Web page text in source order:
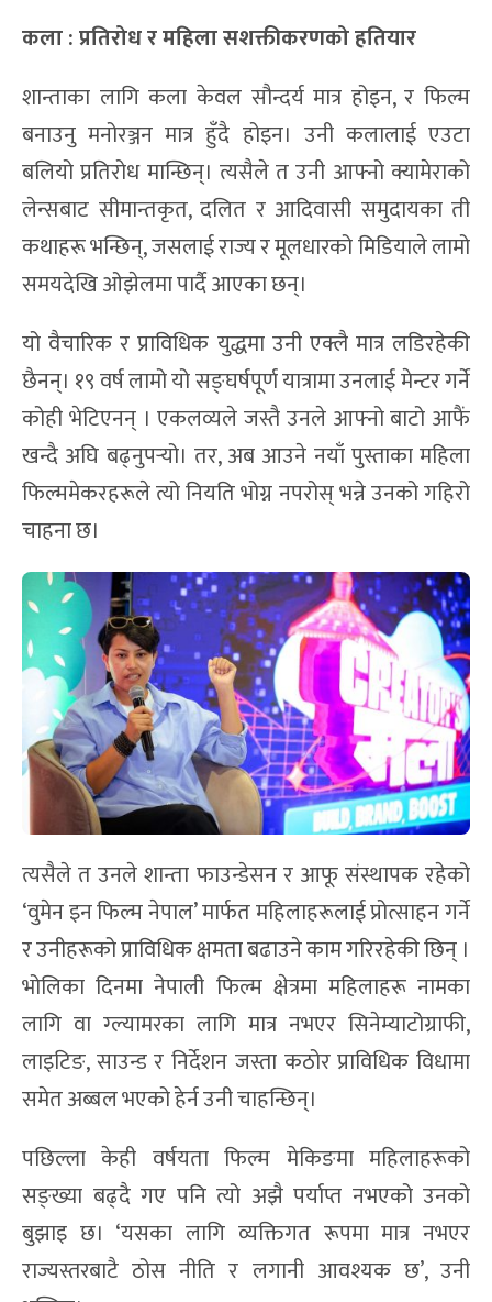
कला : प्रतिरोध र महिला सशक्तीकरणको हतियार
शान्ताका लागि कला केवल सौन्दर्य मात्र होइन, र फिल्म
बनाउनु मनोरञ्जन मात्र हुँदै होइन। उनी कलालाई एउटा
बलियो प्रतिरोध मान्छिन्। त्यसैले त उनी आफ्नो क्यामेराको
लेन्सबाट सीमान्तकृत, दलित र आदिवासी समुदायका ती
कथाहरू भन्छिन्, जसलाई राज्य र मूलधारको मिडियाले लामो
समयदेखि ओझेलमा पार्दै आएका छन्।
यो वैचारिक र प्राविधिक युद्धमा उनी एक्लै मात्र लडिरहेकी
छैनन्। १९ वर्ष लामो यो सङ्घर्षपूर्ण यात्रामा उनलाई मेन्टर गर्ने
कोही भेटिएनन् । एकलव्यले जस्तै उनले आफ्नो बाटो आफैं
खन्दै अघि बढ्नुपर्‍यो। तर, अब आउने नयाँ पुस्ताका महिला
फिल्ममेकरहरूले त्यो नियति भोग्न नपरोस् भन्ने उनको गहिरो
चाहना छ।
त्यसैले त उनले शान्ता फाउन्डेसन र आफू संस्थापक रहेको
‘वुमेन इन फिल्म नेपाल’ मार्फत महिलाहरूलाई प्रोत्साहन गर्ने
र उनीहरूको प्राविधिक क्षमता बढाउने काम गरिरहेकी छिन् ।
भोलिका दिनमा नेपाली फिल्म क्षेत्रमा महिलाहरू नामका
लागि वा ग्ल्यामरका लागि मात्र नभएर सिनेम्याटोग्राफी,
लाइटिङ, साउन्ड र निर्देशन जस्ता कठोर प्राविधिक विधामा
समेत अब्बल भएको हेर्न उनी चाहन्छिन्।
पछिल्ला केही वर्षयता फिल्म मेकिङमा महिलाहरूको
सङ्ख्या बढ्दै गए पनि त्यो अझै पर्याप्त नभएको उनको
बुझाइ छ। ‘यसका लागि व्यक्तिगत रूपमा मात्र नभएर
राज्यस्तरबाटै ठोस नीति र लगानी आवश्यक छ’, उनी